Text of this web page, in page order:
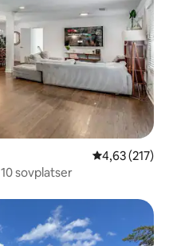
4,63 av 5 i
4,63 (217)
sovplatser